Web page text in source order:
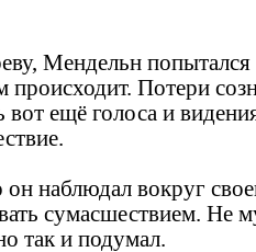
Мендельн попытался
происходит. Потери
вот ещё голоса и
наблюдал вокруг
сумасшествием. Не
так и подумал.